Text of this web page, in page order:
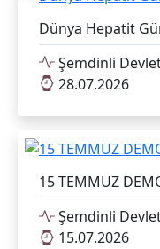
Dünya Hepatit
Şemdinli
28.07.2026
15 TEMMUZ
Şemdinli
15.07.2026